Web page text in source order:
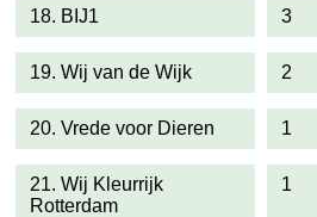
18. BIJ1 3
19. Wij van de Wijk 2
20. Vrede voor Dieren 1
21. Wij Kleurrijk
Rotterdam
1